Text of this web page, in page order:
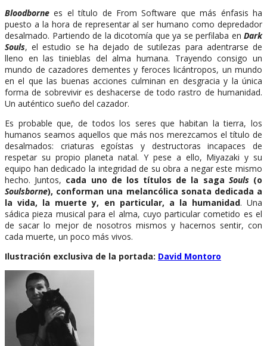
Bloodborne es el título de From Software que más énfasis ha
puesto a la hora de representar al ser humano como depredador
desalmado. Partiendo de la dicotomía que ya se perfilaba en Dark
Souls, el estudio se ha dejado de sutilezas para adentrarse de
lleno en las tinieblas del alma humana. Trayendo consigo un
mundo de cazadores dementes y feroces licántropos, un mundo
en el que las buenas acciones culminan en desgracia y la única
forma de sobrevivir es deshacerse de todo rastro de humanidad.
Un auténtico sueño del cazador.
Es probable que, de todos los seres que habitan la tierra, los
humanos seamos aquellos que más nos merezcamos el título de
desalmados: criaturas egoístas y destructoras incapaces de
respetar su propio planeta natal. Y pese a ello, Miyazaki y su
equipo han dedicado la integridad de su obra a negar este mismo
hecho. Juntos, cada uno de los títulos de la saga Souls (o
Soulsborne), conforman una melancólica sonata dedicada a
la vida, la muerte y, en particular, a la humanidad. Una
sádica pieza musical para el alma, cuyo particular cometido es el
de sacar lo mejor de nosotros mismos y hacernos sentir, con
cada muerte, un poco más vivos.
Ilustración exclusiva de la portada: David Montoro